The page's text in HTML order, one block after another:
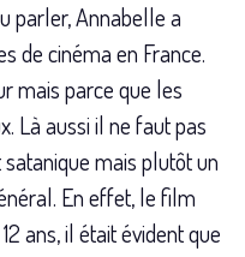
parler, Annabelle a
de cinéma en France.
mais parce que les
Là aussi il ne faut pas
mais plutôt un
En effet, le film
ans, il était évident que